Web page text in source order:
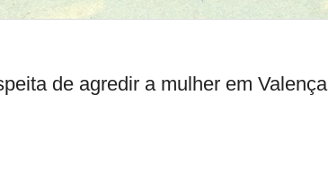
de agredir a mulher em Valença